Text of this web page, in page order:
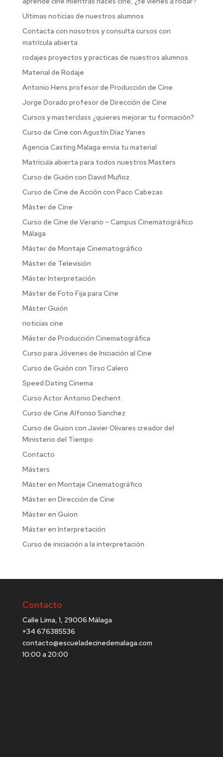
Ultimas noticias de nuestros alumnos
Contacta con nosotros y consulta cursos con
matrícula abierta
rodajes proyectos y practicas de nuestros alumnos
Material de Rodaje
Antonio Hens profesor de Producción de Cine
Jorge Dorado profesor de Dirección de Cine
Cursos y masterclass ¿quieres mejorar tu formación?
Curso de Cine con Agustín Díaz Yanes
Agencia Casting Malaga envia tu material
Matrícula abierta para todos nuestros Masters
Curso de Guión con David Muñoz
Curso de Cine de Acción con Paco Cabezas
Máster de Cine
Curso de Cine de Verano – Campus Cinematográfico
Málaga
Máster de Montaje Cinematográfico
Máster de Televisión
Máster Interpretación
Máster de Foto Fija para Cine
Máster Guión
noticias cine
Máster de Producción Cinematográfica
Curso para Jóvenes de Iniciación al Cine
Curso de Guión con Tirso Calero
Speed Dating Cinema
Curso Actor Antonio Dechent
Curso de Cine Alfonso Sanchez
Curso de Guion con Javier Olivares creador del
Ministerio del Tiempo
Contacto
Másters
Máster en Montaje Cinematográfico
Máster en Dirección de Cine
Máster en Guion
Máster en Interpretación
Curso de iniciación a la interpretación
Contacto
Calle Lima, 1, 29006 Málaga
+34 676385536
contacto@escueladecinedemalaga.com
10:00 a 20:00